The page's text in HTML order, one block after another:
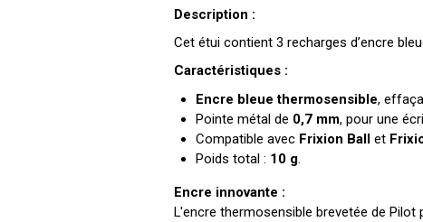
Description :
Cet étui contient 3 recharges d’encre
Caractéristiques :
Encre bleue thermosensible,
Pointe métal de 0,7 mm, pour une
Compatible avec Frixion Ball et
Poids total : 10 g
Encre innovante :
L'encre thermosensible brevetée de